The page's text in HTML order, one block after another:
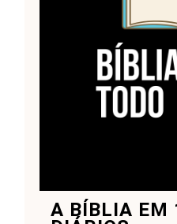
A BÍBLIA EM